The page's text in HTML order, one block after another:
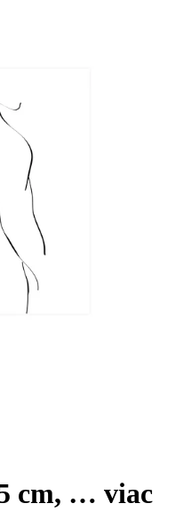
cm, … viac